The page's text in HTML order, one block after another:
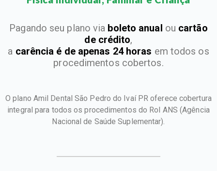
Pagando seu plano via boleto anual ou cartão
de crédito,
a carência é de apenas 24 horas em todos os
procedimentos cobertos.
O plano Amil Dental São Pedro do Ivaí PR oferece cobertura
integral para todos os procedimentos do Rol ANS (Agência
Nacional de Saúde Suplementar).